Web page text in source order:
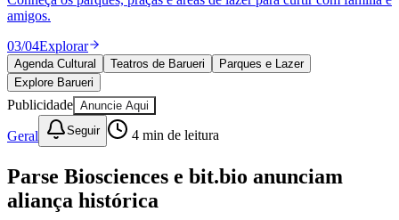
JulioJardim LíbanoJardim Maria CristinaJardim Maria HelenaJardim
Mutinga
Jardim São Pedro
TupãJardim TupanciMutingaNova AldeinhaOsascoParque dos
CamargosParque ImperialParque Santa LuziaParque Viana
do Bom JesusRecanto Phrynéa
ParnaíbaSilveiraTamboréVale do Sol
do CondeVila Engenho Novo
Escada Vila Porto Votupoca
Para Sua Empresa
Anuncie no Portal
Guia de Empresas
Divulgar VagasNovo
amigos.
03/04Explorar
Agenda Cultural Teatros de Barueri
Parques e Lazer
Explore Barueri
Publicidade Anuncie Aqui
Geral Seguir 4 min de leitura
Parse Biosciences e bit.bio anunciam
aliança histórica